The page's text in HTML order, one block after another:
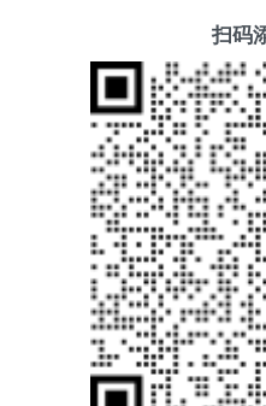
扫码